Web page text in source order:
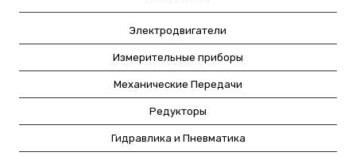
Электродвигатели
Измерительные приборы
Механические Передачи
Редукторы
Гидравлика и Пневматика